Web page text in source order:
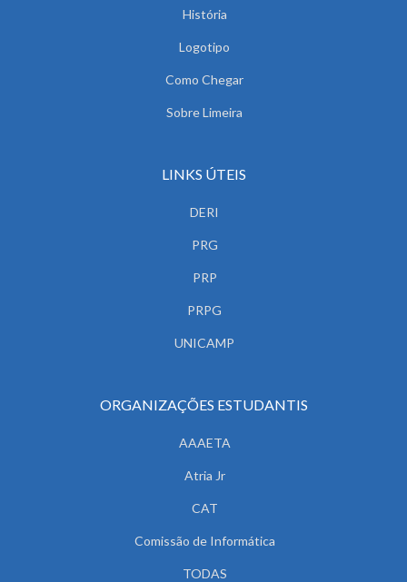
História
Logotipo
Como Chegar
Sobre Limeira
LINKS ÚTEIS
DERI
PRG
PRP
PRPG
UNICAMP
ORGANIZAÇÕES ESTUDANTIS
AAAETA
Atria Jr
CAT
Comissão de Informática
TODAS